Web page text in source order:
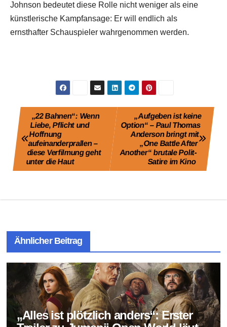
Johnson bedeutet diese Rolle nicht weniger als eine
künstlerische Kampfansage: Er will endlich als
ernsthafter Schauspieler wahrgenommen werden.
Beitragsnavigation„Aufgeben ist keine
Option“ – Paul Thomas
Anderson bringt mit
„One Battle After
Another“ brutale Polit-
Satire im Kino
„22 Bahnen“: Wenn
Liebe, Pflicht und
Hoffnung
aufeinanderprallen –
diese Verfilmung geht
unter die Haut
Ähnlicher Beitrag
„Alles ist plötzlich anders“: Erster